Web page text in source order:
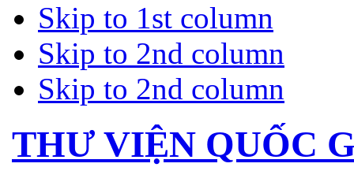
Skip to 1st column
Skip to 2nd column
Skip to 2nd column
THƯ VIỆN QUỐC